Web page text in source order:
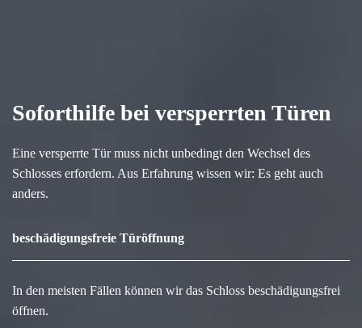
Soforthilfe bei versperrten Türen
Eine versperrte Tür muss nicht unbedingt den Wechsel des
Schlosses erfordern. Aus Erfahrung wissen wir: Es geht auch
anders.
beschädigungsfreie Türöffnung
In den meisten Fällen können wir das Schloss beschädigungsfrei
öffnen.